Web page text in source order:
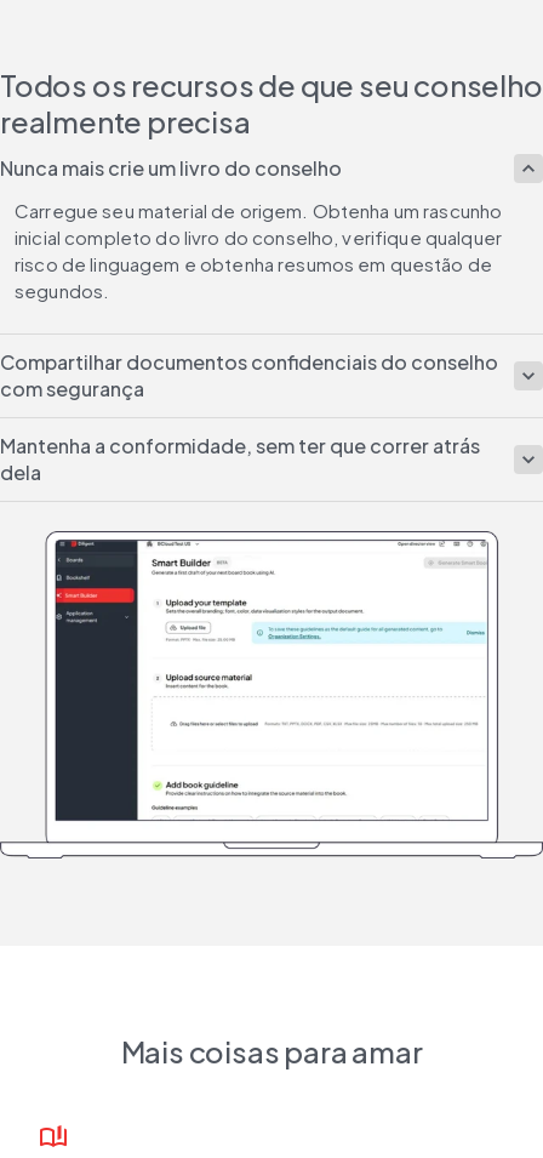
Todos os recursos de que seu conselho
realmente precisa
Nunca mais crie um livro do conselho
Carregue seu material de origem. Obtenha um rascunho
inicial completo do livro do conselho, verifique qualquer
risco de linguagem e obtenha resumos em questão de
segundos.
Compartilhar documentos confidenciais do conselho
com segurança
Mantenha a conformidade, sem ter que correr atrás
dela
Mais coisas para amar
book_ribbon